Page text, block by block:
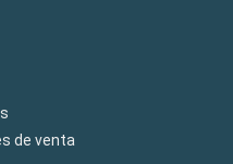
de venta